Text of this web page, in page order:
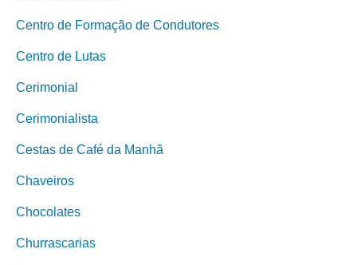
Centro de Formação de Condutores
Centro de Lutas
Cerimonial
Cerimonialista
Cestas de Café da Manhã
Chaveiros
Chocolates
Churrascarias